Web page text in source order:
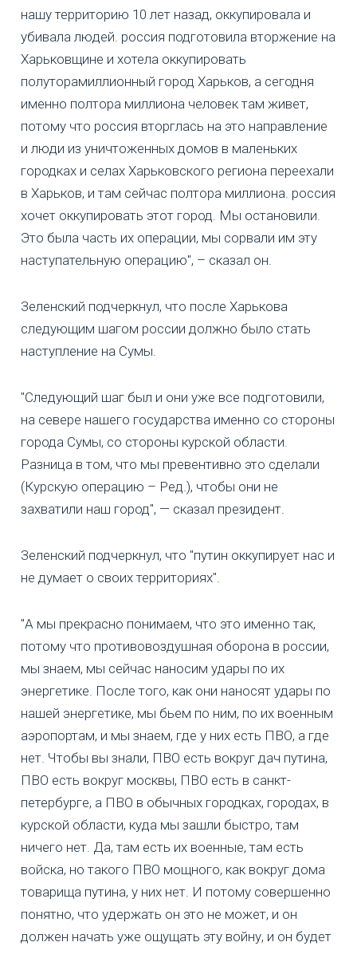
нашу территорию 10 лет назад, оккупировала и
убивала людей. россия подготовила вторжение на
Харьковщине и хотела оккупировать
полуторамиллионный город Харьков, а сегодня
именно полтора миллиона человек там живет,
потому что россия вторглась на это направление
и люди из уничтоженных домов в маленьких
городках и селах Харьковского региона переехали
в Харьков, и там сейчас полтора миллиона. россия
хочет оккупировать этот город. Мы остановили.
Это была часть их операции, мы сорвали им эту
наступательную операцию", – сказал он.
Зеленский подчеркнул, что после Харькова
следующим шагом россии должно было стать
наступление на Сумы.
"Следующий шаг был и они уже все подготовили,
на севере нашего государства именно со стороны
города Сумы, со стороны курской области.
Разница в том, что мы превентивно это сделали
(Курскую операцию – Ред.), чтобы они не
захватили наш город", — сказал президент.
Зеленский подчеркнул, что "путин оккупирует нас и
не думает о своих территориях".
"А мы прекрасно понимаем, что это именно так,
потому что противовоздушная оборона в россии,
мы знаем, мы сейчас наносим удары по их
энергетике. После того, как они наносят удары по
нашей энергетике, мы бьем по ним, по их военным
аэропортам, и мы знаем, где у них есть ПВО, а где
нет. Чтобы вы знали, ПВО есть вокруг дач путина,
ПВО есть вокруг москвы, ПВО есть в санкт-
петербурге, а ПВО в обычных городках, городах, в
курской области, куда мы зашли быстро, там
ничего нет. Да, там есть их военные, там есть
войска, но такого ПВО мощного, как вокруг дома
товарища путина, у них нет. И потому совершенно
понятно, что удержать он это не может, и он
должен начать уже ощущать эту войну, и он будет